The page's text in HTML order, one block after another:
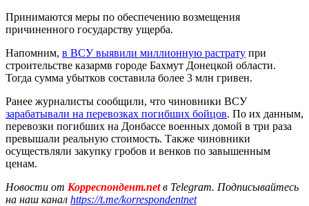
Принимаются меры по обеспечению возмещения
причиненного государству ущерба.
Напомним, в ВСУ выявили миллионную растрату при
строительстве казармв городе Бахмут Донецкой области.
Тогда сумма убытков составила более 3 млн гривен.
Ранее журналисты сообщили, что чиновники ВСУ
зарабатывали на перевозках погибших бойцов. По их данным,
перевозки погибших на Донбассе военных домой в три раза
превышали реальную стоимость. Также чиновники
осуществляли закупку гробов и венков по завышенным
ценам.
Новости от Корреспондент.netв Telegram. Подписывайтесь
на наш канал https://t.me/korrespondentnet